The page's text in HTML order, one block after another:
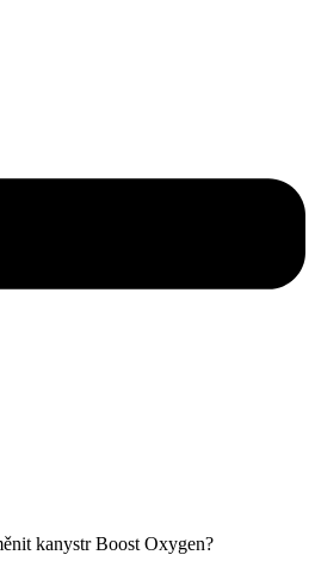
kanystr Boost Oxygen?